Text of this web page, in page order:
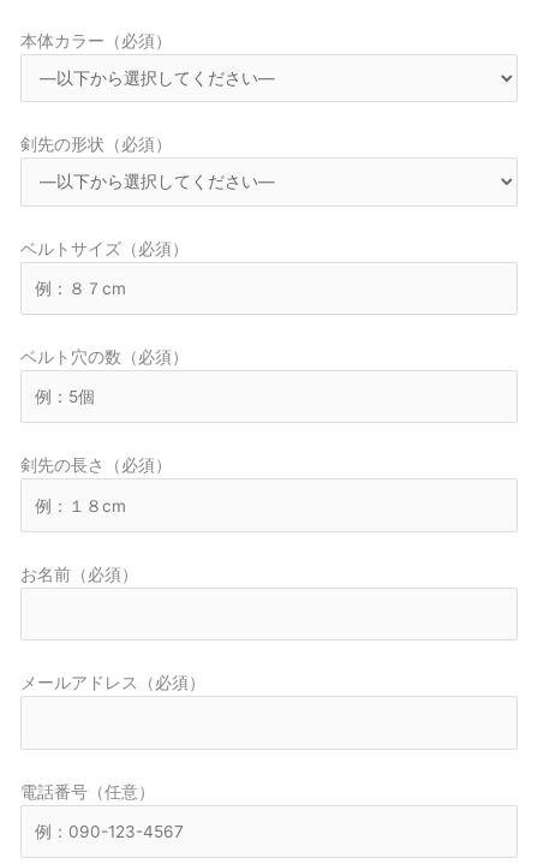
本体カラー（必須）
剣先の形状（必須）
ベルトサイズ（必須）
ベルト穴の数（必須）
剣先の長さ（必須）
お名前（必須）
メールアドレス（必須）
電話番号（任意）